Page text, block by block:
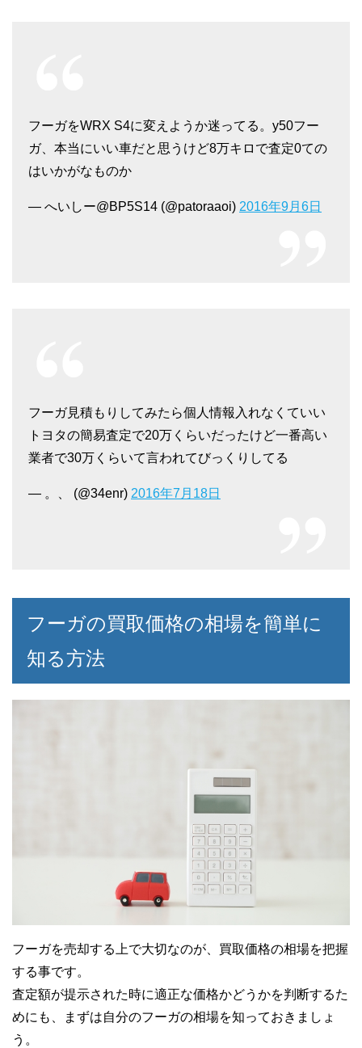
フーガをWRX S4に変えようか迷ってる。y50フー
ガ、本当にいい車だと思うけど8万キロで査定0ての
はいかがなものか
— へいしー@BP5S14 (@patoraaoi) 2016年9月6日
フーガ見積もりしてみたら個人情報入れなくていい
トヨタの簡易査定で20万くらいだったけど一番高い
業者で30万くらいて言われてびっくりしてる
— 。、 (@34enr) 2016年7月18日
フーガの買取価格の相場を簡単に
知る方法
フーガを売却する上で大切なのが、買取価格の相場を把握
する事です。
査定額が提示された時に適正な価格かどうかを判断するた
めにも、まずは自分のフーガの相場を知っておきましょ
う。